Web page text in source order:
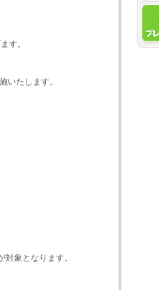
す。
いたします。
象となります。